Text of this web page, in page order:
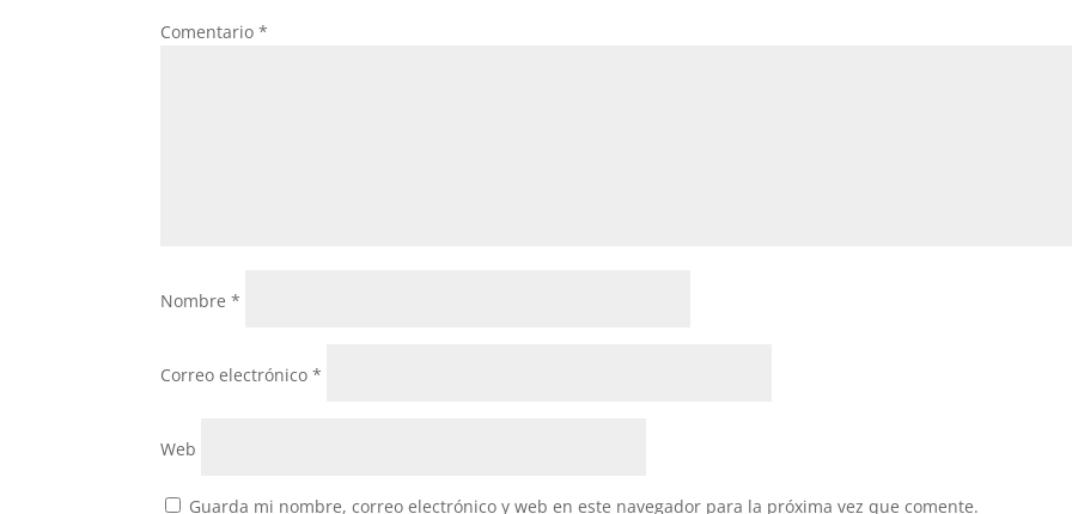
Comentario*
Nombre*
Correo electrónico*
Web
Guarda mi nombre, correo electrónico y web en este navegador para la próxima vez que comente.